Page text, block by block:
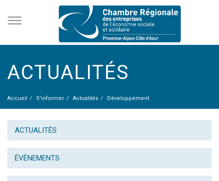
ACTUALITÉS
Accueil S'informer Actualités Développement
ACTUALITÉS
ÉVÈNEMENTS